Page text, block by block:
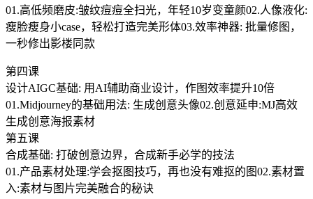
01.高低频磨皮:皱纹痘痘全扫光，年轻10岁变童颜02.人像液化:
瘦脸瘦身小case，轻松打造完美形体03.效率神器: 批量修图，
一秒修出影楼同款
第四课
设计AIGC基础: 用AI辅助商业设计，作图效率提升10倍
01.Midjourney的基础用法: 生成创意头像02.创意延申:MJ高效
生成创意海报素材
第五课
合成基础: 打破创意边界，合成新手必学的技法
01.产品素材处理:学会抠图技巧，再也没有难抠的图02.素材置
入:素材与图片完美融合的秘诀